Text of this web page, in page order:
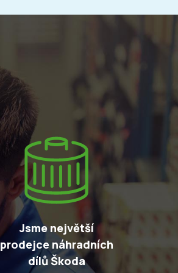
Jsme největší
prodejce náhradních
dílů Škoda